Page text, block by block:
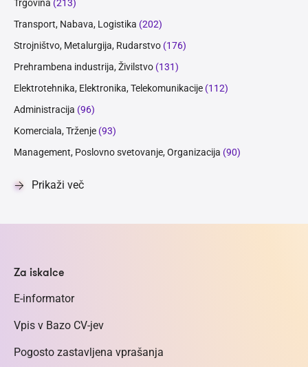
Trgovina (213)
Transport, Nabava, Logistika (202)
Strojništvo, Metalurgija, Rudarstvo (176)
Prehrambena industrija, Živilstvo (131)
Elektrotehnika, Elektronika, Telekomunikacije (112)
Administracija (96)
Komerciala, Trženje (93)
Management, Poslovno svetovanje, Organizacija (90)
Prikaži več
Za iskalce
E-informator
Vpis v Bazo CV-jev
Pogosto zastavljena vprašanja